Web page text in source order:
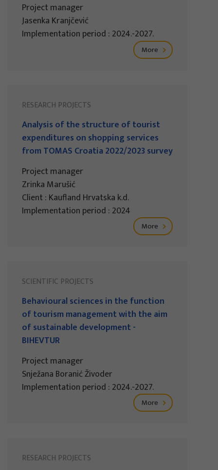
Project manager
Jasenka Kranjčević
Implementation period : 2024.-2027.
More
RESEARCH PROJECTS
Analysis of the structure of tourist
expenditures on shopping services
from TOMAS Croatia 2022/2023 survey
Project manager
Zrinka Marušić
Client : Kaufland Hrvatska k.d.
Implementation period : 2024
More
SCIENTIFIC PROJECTS
Behavioural sciences in the function
of tourism management with the aim
of sustainable development -
BIHEVTUR
Project manager
Snježana Boranić Živoder
Implementation period : 2024.-2027.
More
RESEARCH PROJECTS